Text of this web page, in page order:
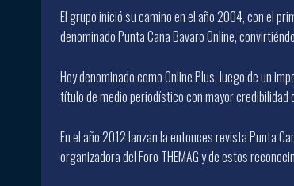
El grupo inició su camino en el año 2004, con el
denominado Punta Cana Bavaro Online,
Hoy denominado como Online Plus, luego de un
título de medio periodístico con mayor
En el año 2012 lanzan la entonces revista Punta
organizadora del Foro THEMAG y de estos